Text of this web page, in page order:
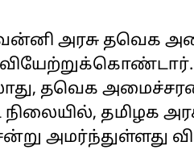
அரசு தவெக
தவெக
தமிழக
அமர்ந்துள்ளது